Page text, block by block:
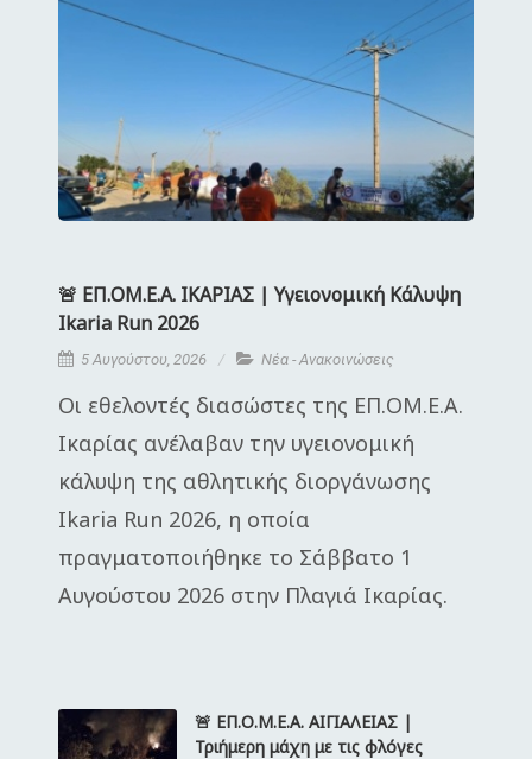
🚨 ΕΠ.ΟΜ.Ε.Α. ΙΚΑΡΙΑΣ | Υγειονομική Κάλυψη
Ikaria Run 2026
5 Αυγούστου, 2026 Νέα - Ανακοινώσεις
Οι εθελοντές διασώστες της ΕΠ.ΟΜ.Ε.Α.
Ικαρίας ανέλαβαν την υγειονομική
κάλυψη της αθλητικής διοργάνωσης
Ikaria Run 2026, η οποία
πραγματοποιήθηκε το Σάββατο 1
Αυγούστου 2026 στην Πλαγιά Ικαρίας.
🚨 ΕΠ.Ο.Μ.Ε.Α. ΑΙΓΙΑΛΕΙΑΣ |
Τριήμερη μάχη με τις φλόγες